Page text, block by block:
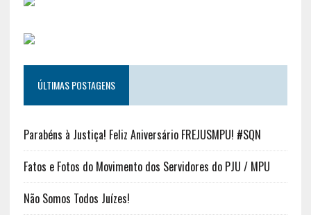
ÚLTIMAS POSTAGENS
Parabéns à Justiça! Feliz Aniversário FREJUSMPU! #SQN
Fatos e Fotos do Movimento dos Servidores do PJU / MPU
Não Somos Todos Juízes!